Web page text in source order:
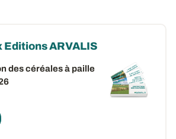
Editions ARVALIS
des céréales à paille